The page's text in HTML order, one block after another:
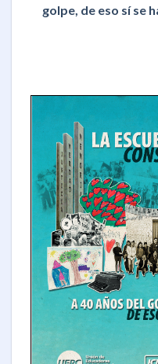
golpe, de eso sí se